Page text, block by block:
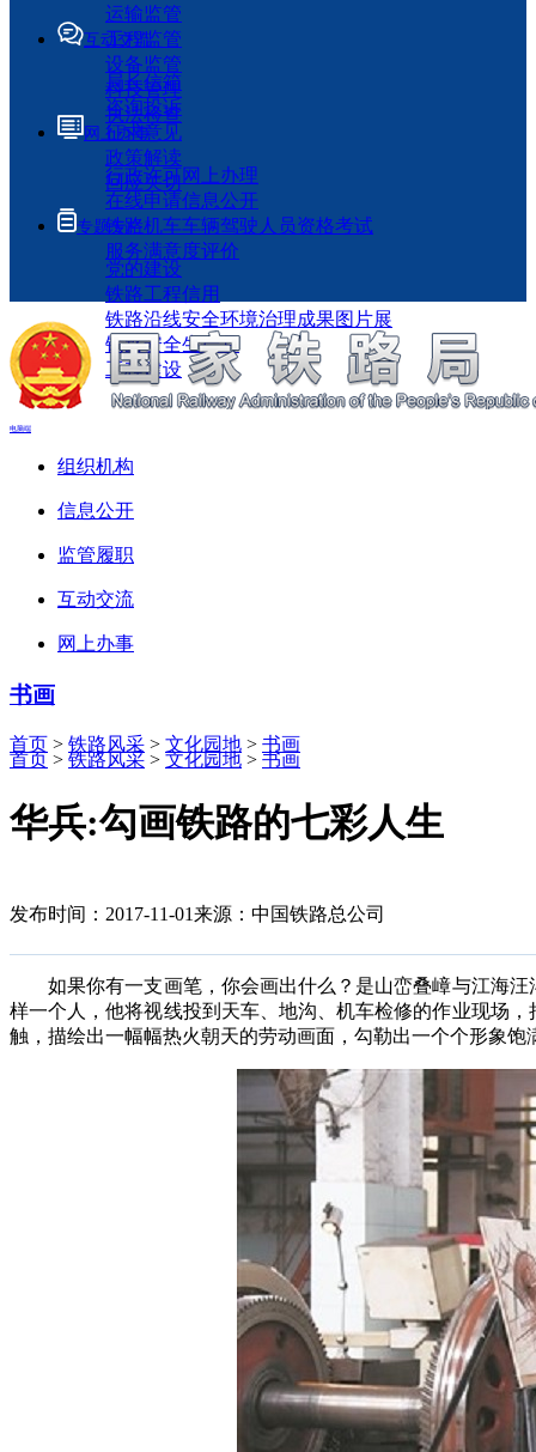
运输监管
工程监管
设备监管
科技管理
执法检查
互动交流
局长信箱
咨询投诉
征求意见
政策解读
回应关切
网上办事
行政许可网上办理
在线申请信息公开
铁路机车车辆驾驶人员资格考试
服务满意度评价
专题专栏
党的建设
铁路工程信用
铁路沿线安全环境治理成果图片展
铁路安全生产月
工程建设
电脑端
组织机构
信息公开
监管履职
互动交流
网上办事
书画
首页 > 铁路风采 > 文化园地 > 书画
首页 > 铁路风采 > 文化园地 > 书画
华兵:勾画铁路的七彩人生
发布时间：2017-11-01来源：中国铁路总公司
如果你有一支画笔，你会画出什么？是山峦叠嶂与江海汪
样一个人，他将视线投到天车、地沟、机车检修的作业现场
触，描绘出一幅幅热火朝天的劳动画面，勾勒出一个个形象